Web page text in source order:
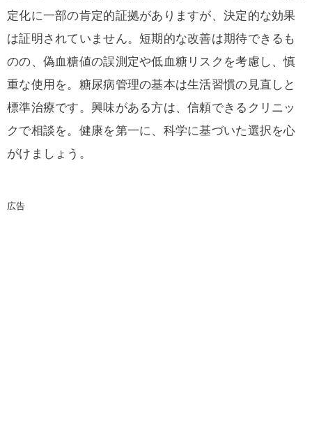
定化に一部の肯定的証拠がありますが、決定的な効果
は証明されていません。短期的な改善は期待できるも
のの、偽血糖値の誤測定や低血糖リスクを考慮し、慎
重な使用を。糖尿病管理の基本は生活習慣の見直しと
標準治療です。興味がある方は、信頼できるクリニッ
クで相談を。健康を第一に、科学に基づいた選択を心
がけましょう。
広告